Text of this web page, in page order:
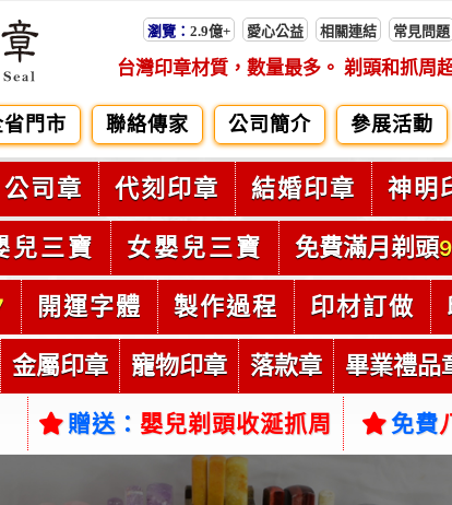
瀏覽： 2.9億+ 愛心公益 相關連結 常見問題
台灣印章材質，數量最多。 剃頭和抓周
省門市 聯絡傳家 公司簡介 參展活動
公司章 代刻印章 結婚印章 神明
兒三寶 女嬰兒三寶 免費滿月剃頭
開運字體 製作過程 印材訂做
金屬印章 寵物印章 落款章 畢業禮品
贈送： 嬰兒剃頭收涎抓周 免費